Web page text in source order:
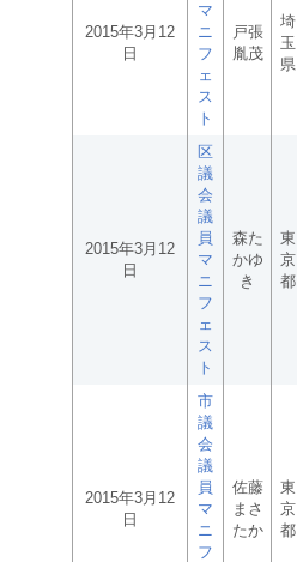
2015年3月12
日
マ
ニ
フ
ェ
ス
ト
戸張
胤茂
埼
玉
県
2015年3月12
日
区
議
会
議
員
マ
ニ
フ
ェ
ス
ト
森た
かゆ
き
東
京
都
2015年3月12
日
市
議
会
議
員
マ
ニ
フ
佐藤
まさ
たか
東
京
都